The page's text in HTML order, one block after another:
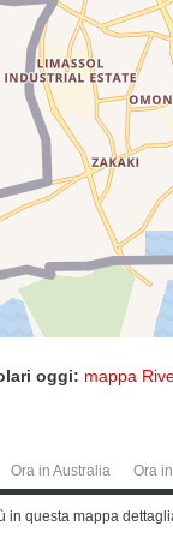
oggi: mappa
Ora in Australia Ora
questa mappa